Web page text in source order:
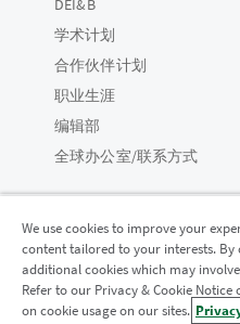
DEI&B
学术计划
合作伙伴计划
职业生涯
编辑部
全球办公室/联系方式
We use cookies to improve your
content tailored to your interests. By
additional cookies which may
Refer to our Privacy & Cookie
on cookie usage on our sites.